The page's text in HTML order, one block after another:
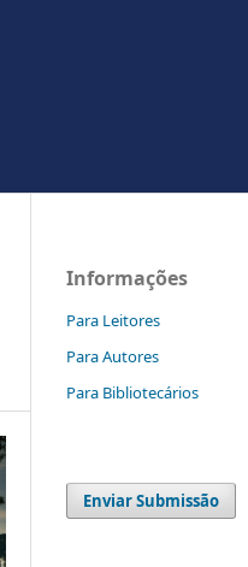
Informações
Para Leitores
Para Autores
Para Bibliotecários
Enviar Submissão